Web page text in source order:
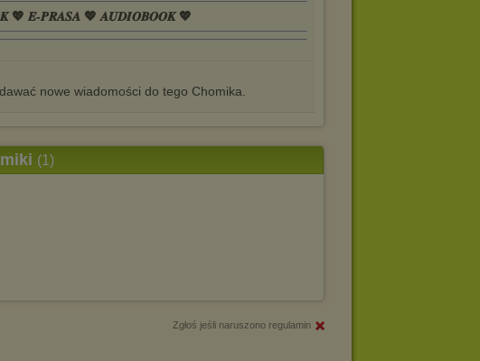
💖 𝑬-𝑷𝑹𝑨𝑺𝑨 💖 𝑨𝑼𝑫𝑰𝑶𝑩𝑶𝑶𝑲 💖
nowe wiadomości do tego Chomika.
(1)
Zgłoś jeśli naruszono regulamin